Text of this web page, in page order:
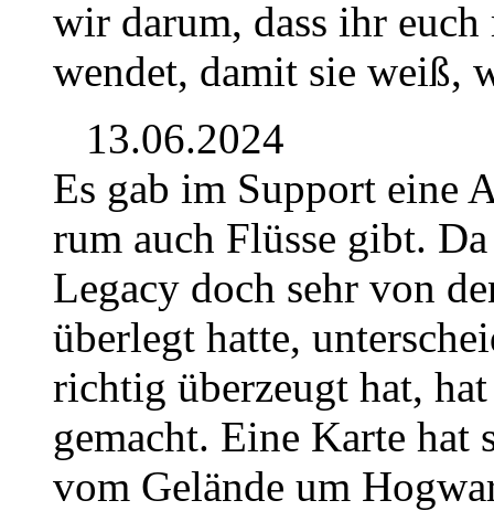
wir darum, dass ihr
wendet, damit sie weiß,
13.06.2024
Es gab im Support eine
rum auch Flüsse gibt.
Legacy doch sehr von
überlegt hatte,
richtig überzeugt hat,
gemacht. Eine Karte hat
vom Gelände um